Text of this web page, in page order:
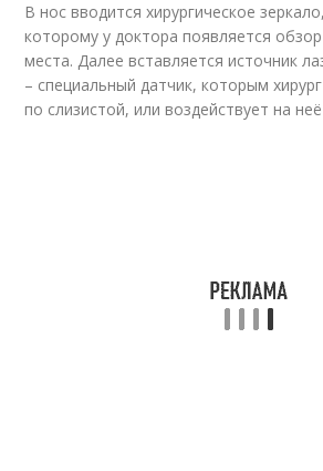
В нос вводится хирургическое
которому у доктора появляется
места. Далее вставляется источник
– специальный датчик, которым
по слизистой, или воздействует на